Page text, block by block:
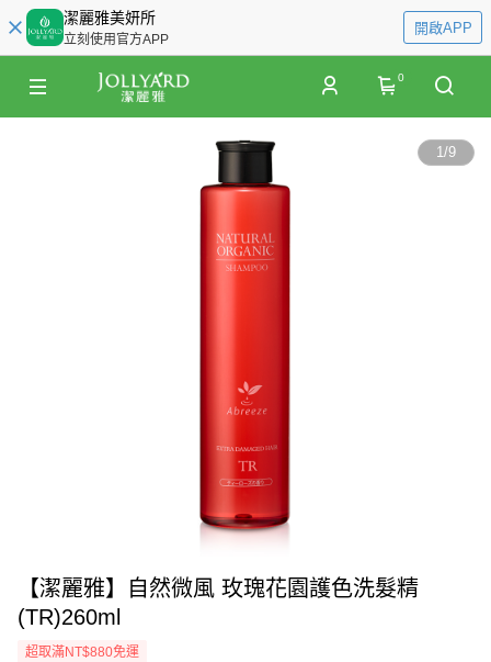
潔麗雅美妍所
立刻使用官方APP
開啟APP
0
1/9
【潔麗雅】自然微風 玫瑰花園護色洗髮精
(TR)260ml
超取滿NT$880免運